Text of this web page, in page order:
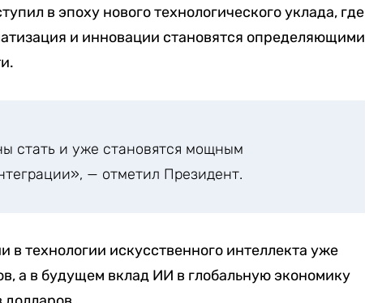
в эпоху нового технологического уклада, где
и инновации становятся определяющими
стать и уже становятся мощным
— отметил Президент.
в технологии искусственного интеллекта уже
а в будущем вклад ИИ в глобальную экономику